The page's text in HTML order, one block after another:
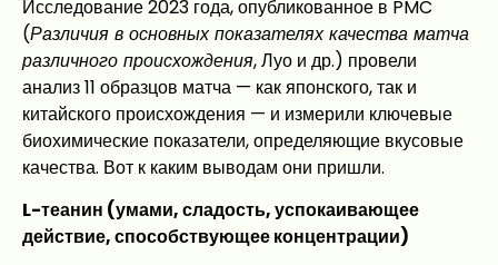
Исследование 2023 года, опубликованное в PMC
(Различия в основных показателях качества матча
различного происхождения, Луо и др.) провели
анализ 11 образцов матча — как японского, так и
китайского происхождения — и измерили ключевые
биохимические показатели, определяющие вкусовые
качества. Вот к каким выводам они пришли.
L-теанин (умами, сладость, успокаивающее
действие, способствующее концентрации)